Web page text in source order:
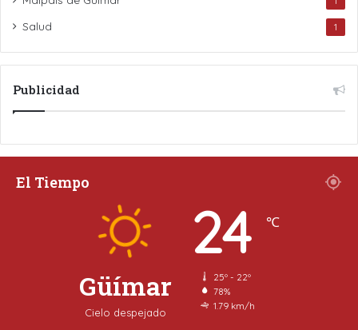
Salud 1
Publicidad
El Tiempo
Güímar
Cielo despejado
24 ℃
25º - 22º
78%
1.79 km/h